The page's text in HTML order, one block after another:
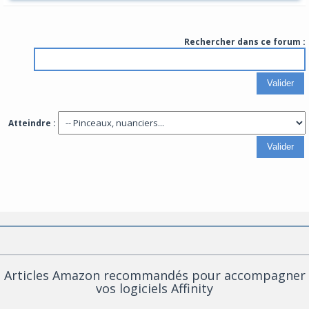
Rechercher dans ce forum :
Atteindre :
Articles Amazon recommandés pour accompagner
vos logiciels Affinity